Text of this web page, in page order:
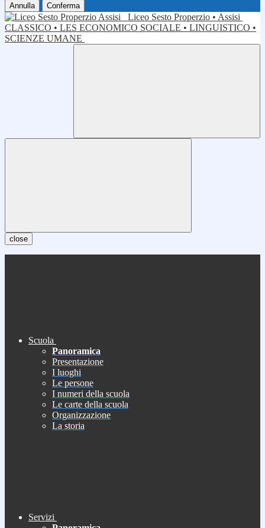
Annulla Conferma
Liceo Sesto Properzio • Assisi
CLASSICO • LES ECONOMICO SOCIALE • LINGUISTICO •
SCIENZE UMANE
close
Scuola
Panoramica
Presentazione
I luoghi
Le persone
I numeri della scuola
Le carte della scuola
Organizzazione
La storia
Servizi